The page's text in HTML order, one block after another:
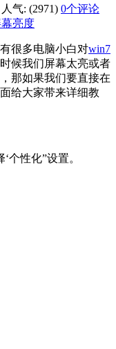
人气: (2971) 0个评论
幕亮度
很多电脑小白对win7
候我们屏幕太亮或者
那如果我们要直接在
给大家带来详细教
个性化”设置。